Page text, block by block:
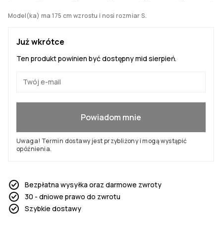
Model(ka) ma 175 cm wzrostu i nosi rozmiar S.
Już wkrótce
Ten produkt powinien być dostępny mid sierpień.
Powiadom mnie
Uwaga! Termin dostawy jest przybliżony i mogą wystąpić
opóźnienia.
Bezpłatna wysyłka oraz darmowe zwroty
30 - dniowe prawo do zwrotu
Szybkie dostawy